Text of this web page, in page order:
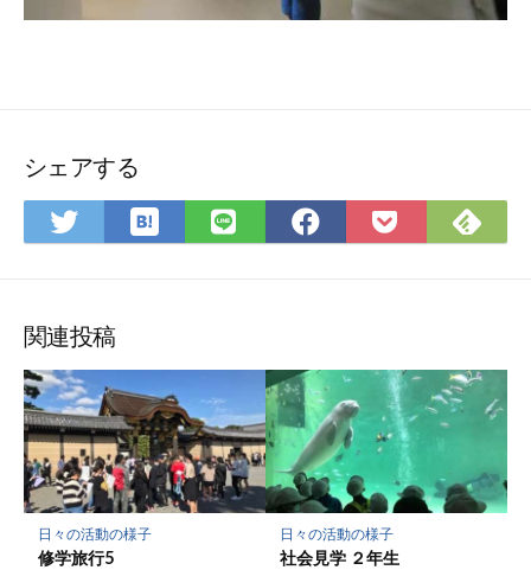
シェアする
Twitter
で
ア
は
て
ク
マ
ー
ク
に
保
LINE
で
Facebook
で
Pocket
に
で
関連投稿
日々の活動の様子
修学旅行5
日々の活動の様子
社会見学 ２年生